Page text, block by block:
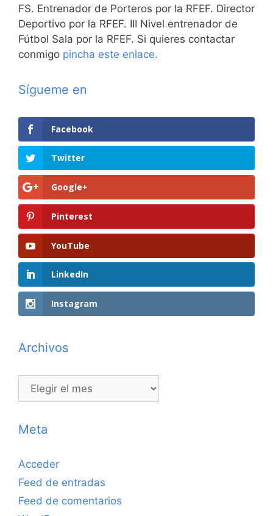
FS. Entrenador de Porteros por la RFEF. Director
Deportivo por la RFEF. III Nivel entrenador de
Fútbol Sala por la RFEF. Si quieres contactar
conmigo pincha este enlace.
Sígueme en
Facebook
Twitter
Google+
Pinterest
YouTube
LinkedIn
Instagram
Archivos
Archivos
Meta
Acceder
Feed de entradas
Feed de comentarios